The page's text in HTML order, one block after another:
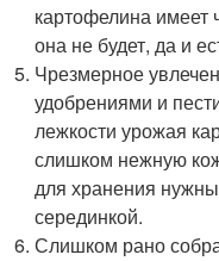
картофелина имеет
она не будет, да и
Чрезмерное
удобрениями и
лежкости урожая
слишком нежную
для хранения
серединкой.
Слишком рано